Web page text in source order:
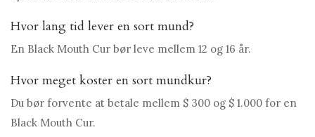
Hvor lang tid lever en sort mund?
En Black Mouth Cur bør leve mellem 12 og 16 år.
Hvor meget koster en sort mundkur?
Du bør forvente at betale mellem $ 300 og $ 1.000 for en
Black Mouth Cur.